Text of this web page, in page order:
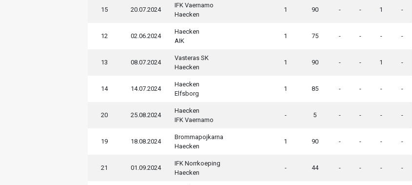
15 20.07.2024
IFK Vaernamo
Haecken
1 90 - - 1 -
12 02.06.2024
Haecken
AIK
1 75 - - - -
13 08.07.2024
Vasteras SK
Haecken
1 90 - - 1 -
14 14.07.2024
Haecken
Elfsborg
1 85 - - - -
20 25.08.2024
Haecken
IFK Vaernamo
- 5 - - - -
19 18.08.2024
Brommapojkarna
Haecken
1 90 - - - -
21 01.09.2024
IFK Norrkoeping
Haecken
- 44 - - - -